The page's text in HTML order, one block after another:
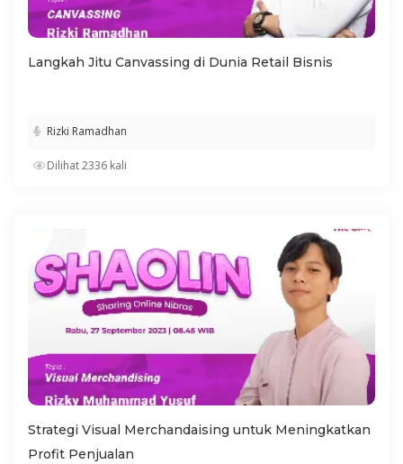
Langkah Jitu Canvassing di Dunia Retail Bisnis
Rizki Ramadhan
Dilihat 2336 kali
Strategi Visual Merchandaising untuk Meningkatkan
Profit Penjualan